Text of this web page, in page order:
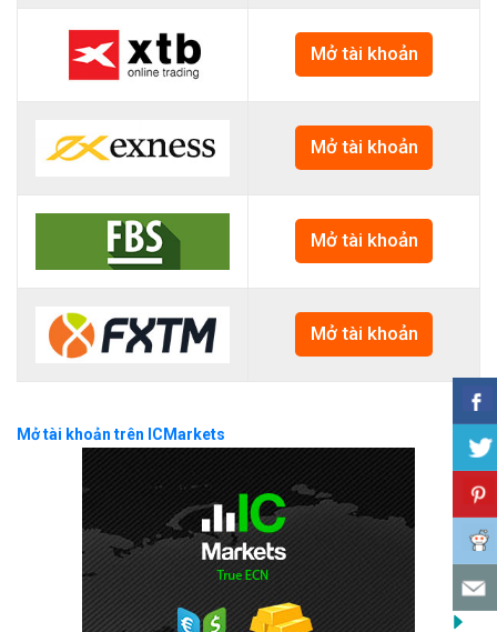
Mở tài khoản
Mở tài khoản
Mở tài khoản
Mở tài khoản
Mở tài khoản trên ICMarkets